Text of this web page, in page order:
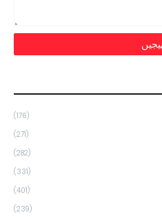
(176)
(271)
(282)
(331)
(401)
(239)